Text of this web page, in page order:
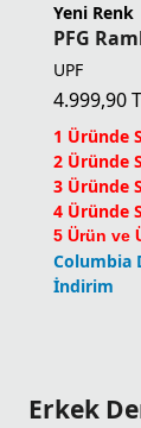
Yeni Renk
PFG
UPF
4.999,90
1 Üründe
2 Üründe
3 Üründe
4 Üründe
5 Ürün ve
Columbia
İndirim
Erkek